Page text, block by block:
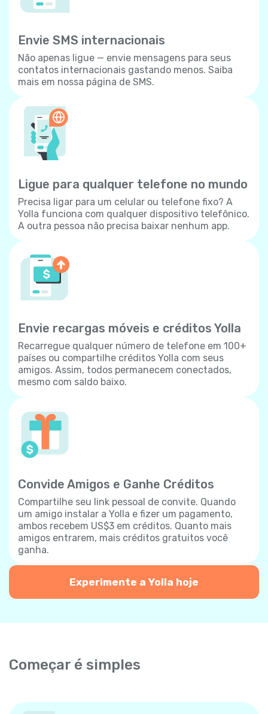
Envie SMS internacionais
Não apenas ligue — envie mensagens para seus
contatos internacionais gastando menos. Saiba
mais em nossa página de SMS.
Ligue para qualquer telefone no mundo
Precisa ligar para um celular ou telefone fixo? A
Yolla funciona com qualquer dispositivo telefônico.
A outra pessoa não precisa baixar nenhum app.
Envie recargas móveis e créditos Yolla
Recarregue qualquer número de telefone em 100+
países ou compartilhe créditos Yolla com seus
amigos. Assim, todos permanecem conectados,
mesmo com saldo baixo.
Convide Amigos e Ganhe Créditos
Compartilhe seu link pessoal de convite. Quando
um amigo instalar a Yolla e fizer um pagamento,
ambos recebem US$3 em créditos. Quanto mais
amigos entrarem, mais créditos gratuitos você
ganha.
Experimente a Yolla hoje
Começar é simples